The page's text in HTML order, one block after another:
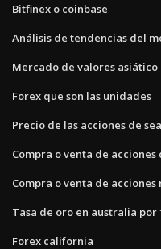
Bitfinex o coinbase
Análisis de tendencias del
Mercado de valores
Forex que son las unidades
Precio de las acciones de
Compra o venta de acciones
Compra o venta de acciones
Tasa de oro en australia por
Forex california